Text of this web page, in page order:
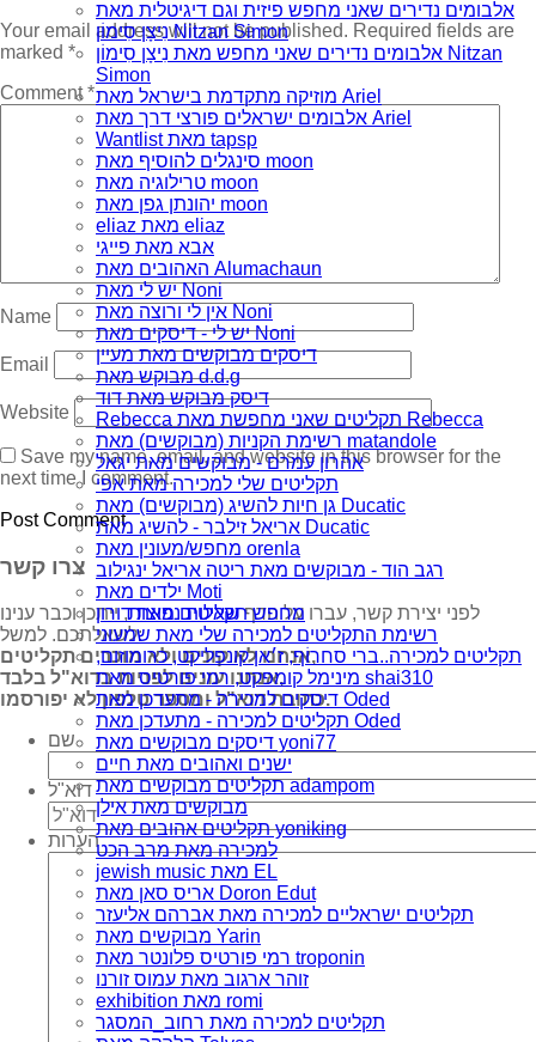
אלבומים נדירים שאני מחפש פיזית וגם דיגיטלית מאת
נִיצָן סִימוֹן Nitzan Simon
אלבומים נדירים שאני מחפש מאת נִיצָן סִימוֹן Nitzan
Simon
מוזיקה מתקדמת בישראל מאת Ariel
אלבומים ישראלים פורצי דרך מאת Ariel
Wantlist מאת tapsp
סינגלים להוסיף מאת moon
טרילוגיה מאת moon
יהונתן גפן מאת moon
eliaz מאת eliaz
אבא מאת פייגי
האהובים מאת Alumachaun
יש לי מאת Noni
אין לי ורוצה מאת Noni
יש לי - דיסקים מאת Noni
דיסקים מבוקשים מאת מעיין
מבוקש מאת d.d.g
דיסק מבוקש מאת דוד
Rebecca תקליטים שאני מחפשת מאת Rebecca
רשימת הקניות (מבוקשים) מאת matandole
אהרון עמרם - מבוקשים מאת יגאל
תקליטים שלי למכירה מאת אפי
גן חיות להשיג (מבוקשים) מאת Ducatic
אריאל זילבר - להשיג מאת Ducatic
מחפש/מעונין מאת orenla
רגב הוד - מבוקשים מאת ריטה אריאל ינגילוב
ילדים מאת Moti
מחפש תקליטים מאת דורון
רשימת התקליטים למכירה שלי מאת שמעוני
תקליטים למכירה..ברי סחרוֹף, ז׳אן קונפליקט, כרומוזום,
מינימל קומפקט, רמי פורטיס מאת shai310
דיסקים למכירה - מתעדכן מאת Oded
תקליטים למכירה - מתעדכן מאת Oded
דיסקים מבוקשים מאת yoni77
ישנים ואהובים מאת חיים
תקליטים מבוקשים מאת adampom
מבוקשים מאת אילן
תקליטים אהובים מאת yoniking
למכירה מאת מרב הכט
jewish music מאת EL
אריס סאן מאת Doron Edut
תקליטים ישראליים למכירה מאת אברהם אליעזר
מבוקשים מאת Yarin
רמי פורטיס פלונטר מאת troponin
זוהר ארגוב מאת עמוס זורנו
exhibition מאת romi
תקליטים למכירה מאת רחוב_המסגר
Your email address will not be published. Required fields are
marked *
Comment*
Name
Email
Website
Save my name, email, and website in this browser for the
next time I comment.
צרו קשר
לפני יצירת קשר, עברו על הדףשאלות נפוצות, ייתכן וכבר ענינו
לשאלתכם. למשל:
אנחנו לא קונים ולא מוכרים תקליטים,
אנחנו עונים לפניות בדוא"ל בלבד,
כתובת דוא"ל ומספר טלפון לא יפורסמו.
שם
דוא"ל
הערות